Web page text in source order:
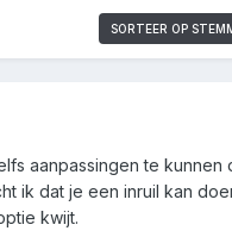
SORTEER OP
aanpassingen te kunnen
ik dat je een inruil kan
kwijt.